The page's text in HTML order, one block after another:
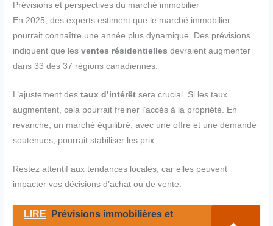
Prévisions et perspectives du marché immobilier
En 2025, des experts estiment que le marché immobilier
pourrait connaître une année plus dynamique. Des prévisions
indiquent que lesventes résidentielles devraient augmenter
dans 33 des 37 régions canadiennes.
L’ajustement destaux d’intérêt sera crucial. Si les taux
augmentent, cela pourrait freiner l’accès à la propriété. En
revanche, un marché équilibré, avec une offre et une demande
soutenues, pourrait stabiliser les prix.
Restez attentif aux tendances locales, car elles peuvent
impacter vos décisions d’achat ou de vente.
LIRE Prévisions immobilières et